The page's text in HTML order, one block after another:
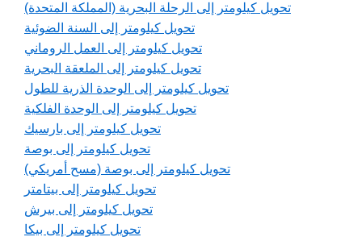
تحويل كيلومتر إلى الرحلة البحرية (المملكة المتحدة)
تحويل كيلومتر إلى السنة الضوئية
تحويل كيلومتر إلى العمل الروماني
تحويل كيلومتر إلى الملعقة البحرية
تحويل كيلومتر إلى الوحدة الذرية للطول
تحويل كيلومتر إلى الوحدة الفلكية
تحويل كيلومتر إلى بارسيك
تحويل كيلومتر إلى بوصة
تحويل كيلومتر إلى بوصة (مسح أمريكي)
تحويل كيلومتر إلى بيتامتر
تحويل كيلومتر إلى بيرش
تحويل كيلومتر إلى بيكا